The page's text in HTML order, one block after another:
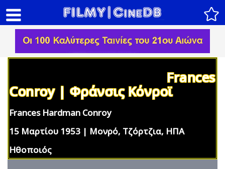
Frances
Conroy | Φράνσις Κόνροϊ
Frances Hardman Conroy
15 Μαρτίου 1953 | Μονρό, Τζόρτζια, ΗΠΑ
Ηθοποιός